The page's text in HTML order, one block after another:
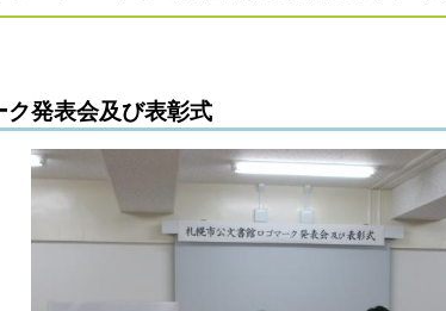
ク発表会及び表彰式